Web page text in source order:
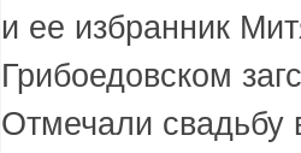
и ее избранник
Грибоедовском
Отмечали свадьбу